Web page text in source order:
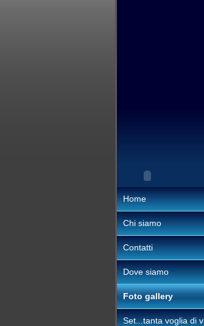
Home
Chi siamo
Contatti
Dove siamo
Foto gallery
Set...tanta voglia di